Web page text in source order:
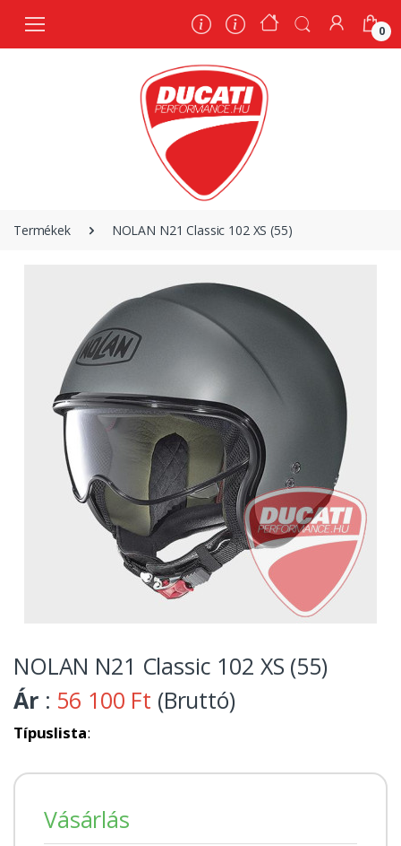
0
Termékek NOLAN N21 Classic 102 XS (55)
NOLAN N21 Classic 102 XS (55)
Ár : 56 100 Ft (Bruttó)
Típuslista:
Vásárlás
0